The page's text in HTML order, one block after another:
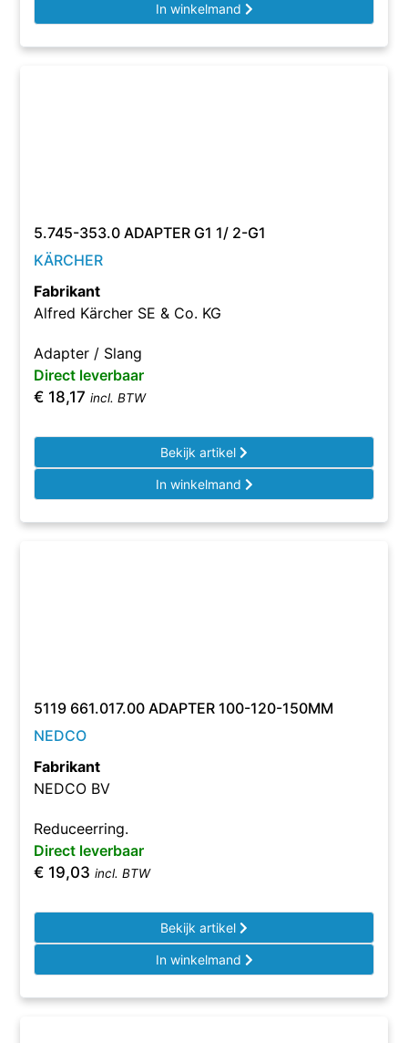
In winkelmand
5.745-353.0 ADAPTER G1 1/ 2-G1
KÄRCHER
Fabrikant
Alfred Kärcher SE & Co. KG
Adapter / Slang
Direct leverbaar
€ 18,17 incl. BTW
Bekijk artikel
In winkelmand
5119 661.017.00 ADAPTER 100-120-150MM
NEDCO
Fabrikant
NEDCO BV
Reduceerring.
Direct leverbaar
€ 19,03 incl. BTW
Bekijk artikel
In winkelmand